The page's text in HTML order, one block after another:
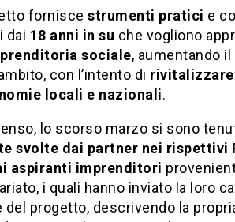
fornisce strumenti pratici e
dai 18 anni in su che vogliono
sociale, aumentando
con l’intento di
locali e nazionali.
lo scorso marzo si sono
svolte dai partner nei rispettivi
aspiranti imprenditori
i quali hanno inviato la loro
del progetto, descrivendo la